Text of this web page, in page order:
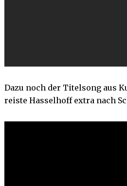
Dazu noch der Titelsong aus
reiste Hasselhoff extra nach